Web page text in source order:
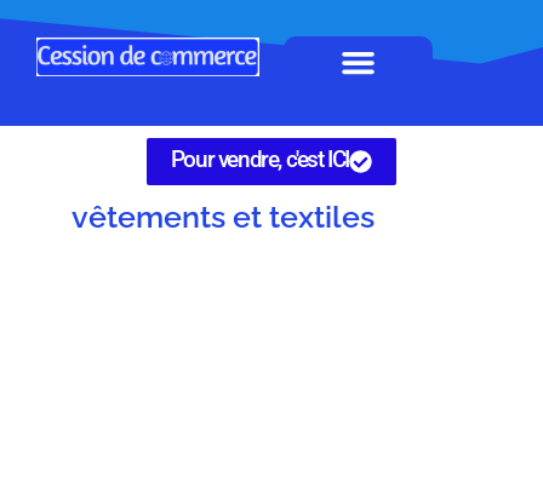
Pour vendre, c'est ICI
vêtements et textiles